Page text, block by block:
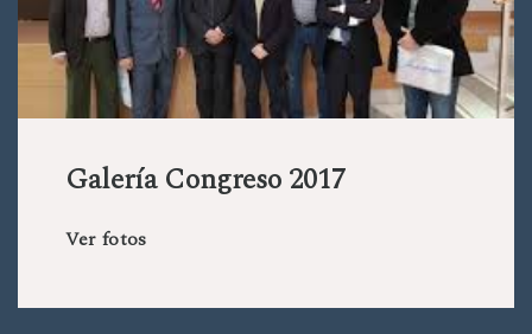
Galería Congreso 2017
Ver fotos